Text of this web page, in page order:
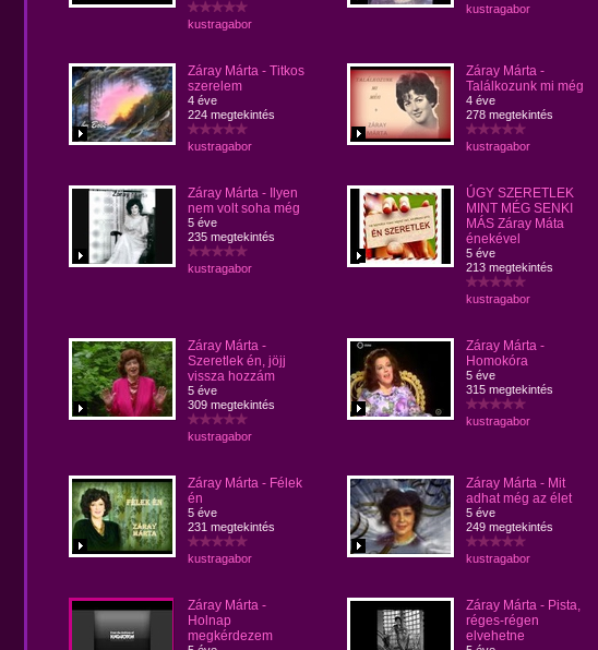
kustragabor
kustragabor
Záray Márta - Titkos
szerelem
4 éve
224 megtekintés
kustragabor
Záray Márta -
Találkozunk mi még
4 éve
278 megtekintés
kustragabor
Záray Márta - Ilyen
nem volt soha még
5 éve
235 megtekintés
kustragabor
ÚGY SZERETLEK
MINT MÉG SENKI
MÁS Záray Máta
énekével
5 éve
213 megtekintés
kustragabor
Záray Márta -
Szeretlek én, jöjj
vissza hozzám
5 éve
309 megtekintés
kustragabor
Záray Márta -
Homokóra
5 éve
315 megtekintés
kustragabor
Záray Márta - Félek
én
5 éve
231 megtekintés
kustragabor
Záray Márta - Mit
adhat még az élet
5 éve
249 megtekintés
kustragabor
Záray Márta -
Holnap
megkérdezem
Záray Márta - Pista,
réges-régen
elvehetne